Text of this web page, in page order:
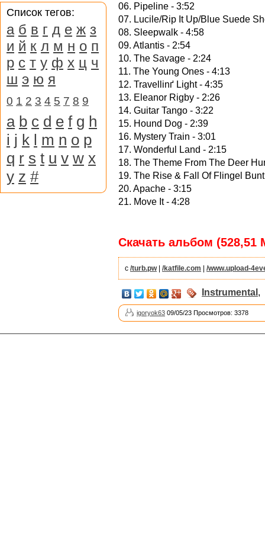
06. Pipeline - 3:52
07. Lucile/Rip It Up/Blue Suede
08. Sleepwalk - 4:58
09. Atlantis - 2:54
10. The Savage - 2:24
11. The Young Ones - 4:13
12. Travellinґ Light - 4:35
13. Eleanor Rigby - 2:26
14. Guitar Tango - 3:22
15. Hound Dog - 2:39
16. Mystery Train - 3:01
17. Wonderful Land - 2:15
18. The Theme From The Deer
19. The Rise & Fall Of Flingel
20. Apache - 3:15
21. Move It - 4:28
Скачать альбом (528,51
с /turb.pw| /katfile.com /www.upload-
Instrumental ,
igoryok63 09/05/23 Просмотров: 3378
Список тегов:
а б в г д е ж з
и й к л м н о п
р с т у ф х ц ч
ш э ю я
0 1 2 3 4 5 7 8 9
a b c d e f g h
i j k l m n o p
q r s t u v w x
y z #